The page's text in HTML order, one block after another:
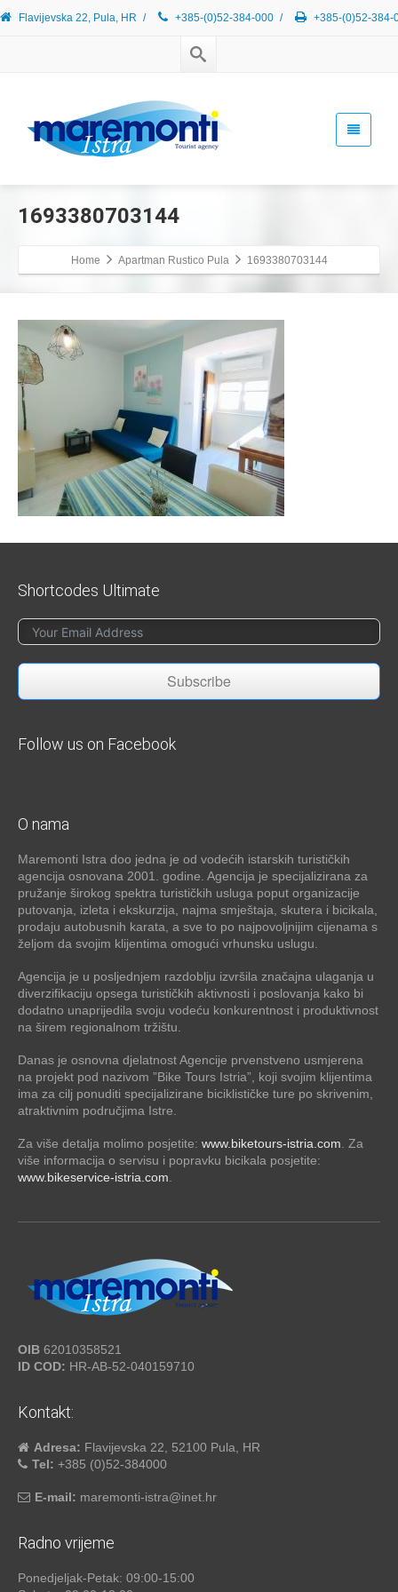
Flavijevska 22, Pula, HR / +385-(0)52-384-000 / +385-(0)52-
1693380703144
Home Apartman Rustico Pula 1693380703144
Shortcodes Ultimate
Subscribe
Follow us on Facebook
O nama
Maremonti Istra doo jedna je od vodećih istarskih turističkih
agencija osnovana 2001. godine. Agencija je specijalizirana za
pružanje širokog spektra turističkih usluga poput organizacije
putovanja, izleta i ekskurzija, najma smještaja, skutera i bicikala,
prodaju autobusnih karata, a sve to po najpovoljnijim cijenama s
željom da svojim klijentima omogući vrhunsku uslugu.
Agencija je u posljednjem razdoblju izvršila značajna ulaganja u
diverzifikaciju opsega turističkih aktivnosti i poslovanja kako bi
dodatno unaprijedila svoju vodeću konkurentnost i produktivnost
na širem regionalnom tržištu.
Danas je osnovna djelatnost Agencije prvenstveno usmjerena
na projekt pod nazivom ”Bike Tours Istria”, koji svojim klijentima
ima za cilj ponuditi specijalizirane biciklističke ture po skrivenim,
atraktivnim područjima Istre.
Za više detalja molimo posjetite: www.biketours-istria.com. Za
više informacija o servisu i popravku bicikala posjetite:
www.bikeservice-istria.com.
OIB 62010358521
ID COD: HR-AB-52-040159710
Kontakt:
Adresa: Flavijevska 22, 52100 Pula, HR
Tel: +385 (0)52-384000
E-mail: maremonti-istra@inet.hr
Radno vrijeme
Ponedjeljak-Petak: 09:00-15:00